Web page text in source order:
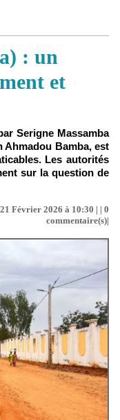
: un
et
Serigne Massamba
Ahmadou Bamba, est
Les autorités
sur la question de
Février 2026 à 10:30 | | 0
commentaire(s)|